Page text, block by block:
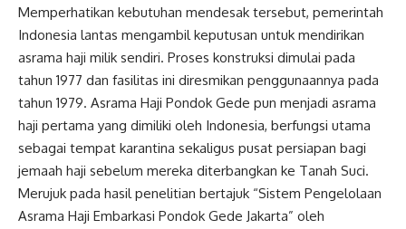
Memperhatikan kebutuhan mendesak tersebut, pemerintah
Indonesia lantas mengambil keputusan untuk mendirikan
asrama haji milik sendiri. Proses konstruksi dimulai pada
tahun 1977 dan fasilitas ini diresmikan penggunaannya pada
tahun 1979. Asrama Haji Pondok Gede pun menjadi asrama
haji pertama yang dimiliki oleh Indonesia, berfungsi utama
sebagai tempat karantina sekaligus pusat persiapan bagi
jemaah haji sebelum mereka diterbangkan ke Tanah Suci.
Merujuk pada hasil penelitian bertajuk “Sistem Pengelolaan
Asrama Haji Embarkasi Pondok Gede Jakarta” oleh